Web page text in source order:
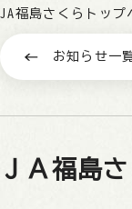
JA福島さくらトップ
お知らせ一
ＪＡ福島